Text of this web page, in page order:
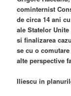
cominternist
de circa 14 ani
ale Statelor
si finalizarea
se cu o
alte perspective
Iliescu in